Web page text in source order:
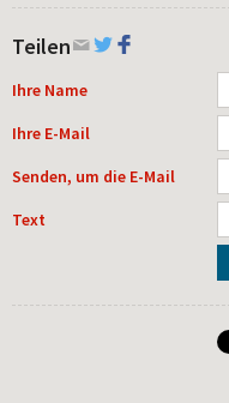
Teilen
Ihre Name
Ihre E-Mail
Senden, um die E-Mail
Text